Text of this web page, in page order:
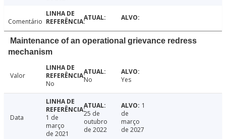
Comentário
Maintenance of an operational grievance redress
mechanism
Valor
No
No Yes
Data
1 de
março
de 2021
25 de
outubro
de 2022
1
de
março
de 2027